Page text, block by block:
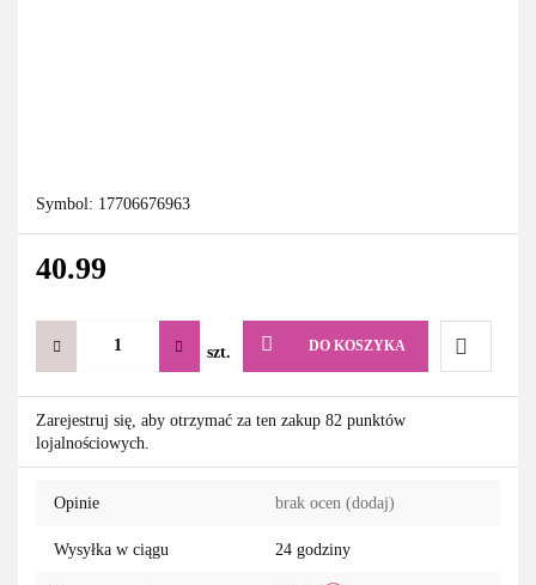
Symbol: 17706676963
40.99
szt. DO KOSZYKA
Do
Zarejestruj się, aby otrzymać za ten zakup 82 punktów
lojalnościowych.
Opinie brak ocen (dodaj)
Wysyłka w ciągu 24 godziny